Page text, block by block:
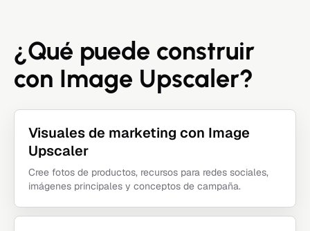
¿Qué puede construir
con Image Upscaler?
Visuales de marketing con Image
Upscaler
Cree fotos de productos, recursos para redes sociales,
imágenes principales y conceptos de campaña.